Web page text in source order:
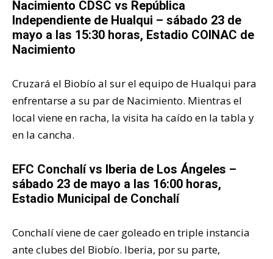
Nacimiento CDSC vs República
Independiente de Hualqui – sábado 23 de
mayo a las 15:30 horas, Estadio COINAC de
Nacimiento
Cruzará el Biobío al sur el equipo de Hualqui para
enfrentarse a su par de Nacimiento. Mientras el
local viene en racha, la visita ha caído en la tabla y
en la cancha.
EFC Conchalí vs Iberia de Los Ángeles –
sábado 23 de mayo a las 16:00 horas,
Estadio Municipal de Conchalí
Conchalí viene de caer goleado en triple instancia
ante clubes del Biobío. Iberia, por su parte,